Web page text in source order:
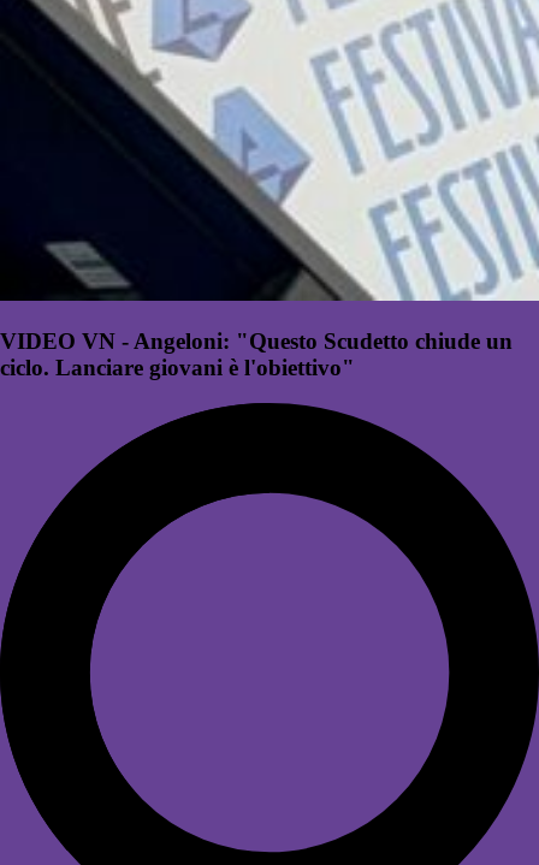
VIDEO VN - Angeloni: "Questo Scudetto chiude un
ciclo. Lanciare giovani è l'obiettivo"